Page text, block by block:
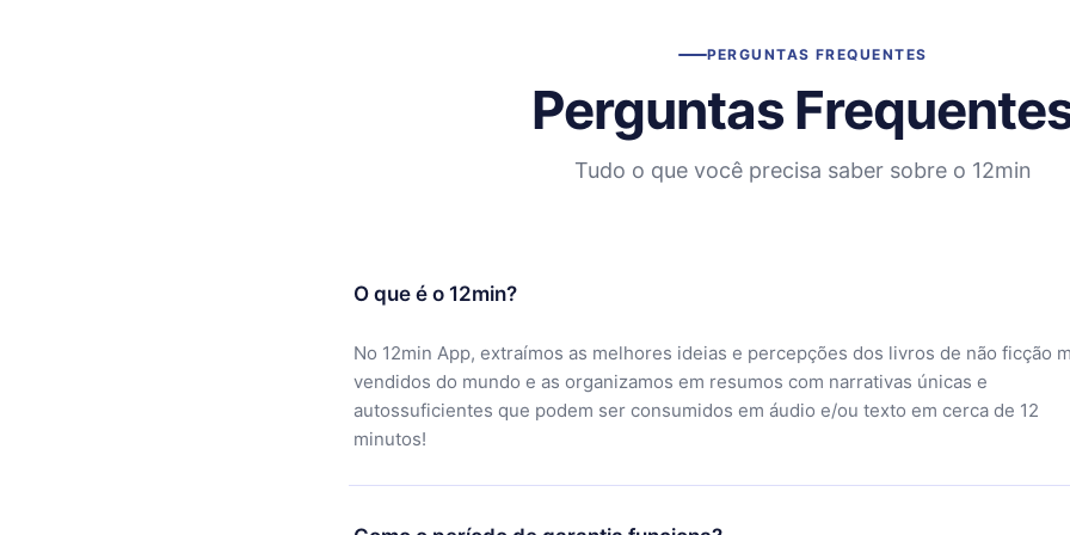
PERGUNTAS FREQUENTES
Perguntas
Tudo o que você precisa saber sobre o 12min
O que é o 12min?
No 12min App, extraímos as melhores ideias e percepções dos livros de não ficção
vendidos do mundo e as organizamos em resumos com narrativas únicas e
autossuficientes que podem ser consumidos em áudio e/ou texto em cerca de 12
minutos!